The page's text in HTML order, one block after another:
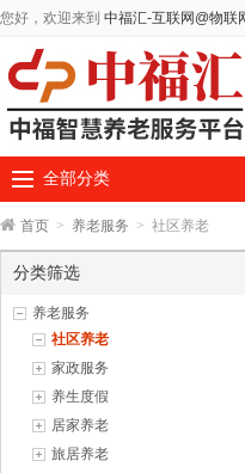
您好，欢迎来到 中福汇-互联网@物联
全部分类
首页 > 养老服务 > 社区养老
分类筛选
养老服务
社区养老
家政服务
养生度假
居家养老
旅居养老